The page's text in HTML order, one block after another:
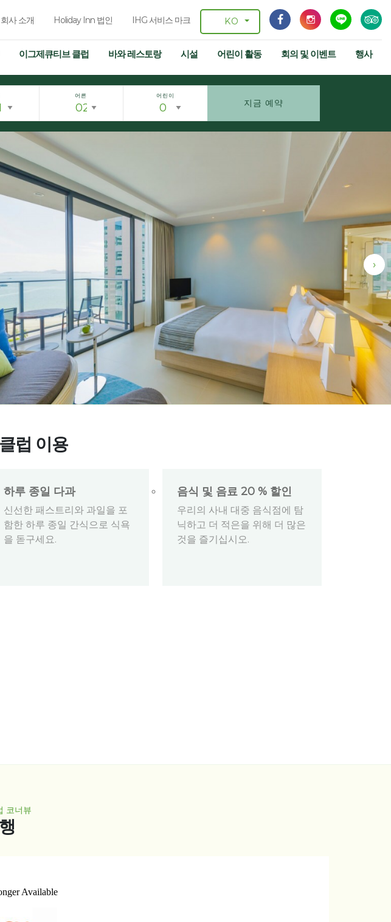
회사 소개 Holiday Inn 법인 IHG 서비스 마크 KO
이그제큐티브 클럽 바와 레스토랑 시설 어린이 활동 회의 및 이벤트 행사
어른 어린이
지금 예약
›
럽 이용
하루 종일 다과
신선한 패스트리와 과일을 포
함한 하루 종일 간식으로 식욕
을 돋구세요.
음식 및 음료 20 % 할인
우리의 사내 대중 음식점에 탐
닉하고 더 적은을 위해 더 많은
것을 즐기십시오.
코너뷰